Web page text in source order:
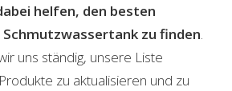
helfen, den besten
zu finden.
uns ständig, unsere Liste
zu aktualisieren und zu